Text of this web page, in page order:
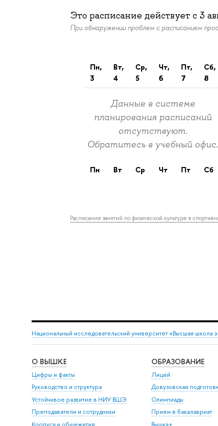
Это расписание действует c 3
При обнаружении проблем с расписанием
пн,
3
вт,
4
ср,
5
чт,
6
пт,
7
сб,
8
Данные в системе
планирования расписаний
отсутствуют.
Обратитесь в учебный офис.
пн вт ср чт пт сб
Расписание занятий по физической культуре в
Национальный исследовательский университет «Высшая школа
О ВЫШКЕ
Цифры и факты
Руководство и структура
Устойчивое развитие в НИУ ВШЭ
Преподаватели и сотрудники
Корпуса и общежития
ОБРАЗОВАНИЕ
Лицей
Довузовская
Олимпиады
Прием в бакалавриат
Вышка+